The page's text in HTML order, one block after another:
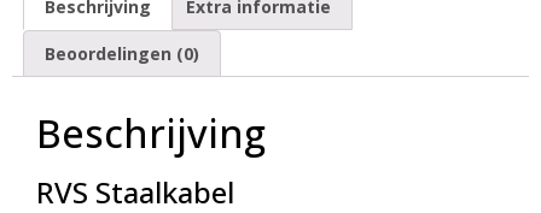
Beschrijving Extra informatie
Beoordelingen (0)
Beschrijving
RVS Staalkabel